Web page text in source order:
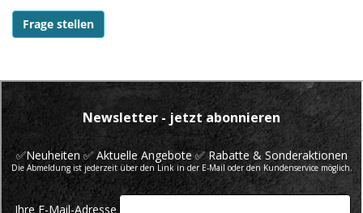
Frage stellen